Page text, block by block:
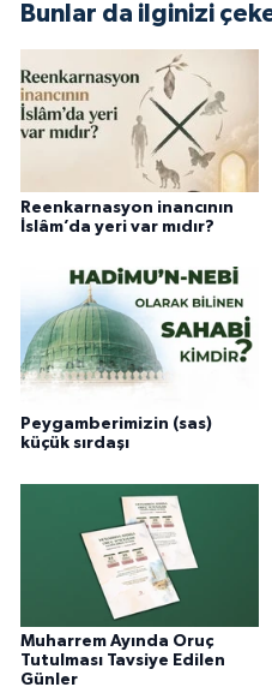
Bunlar da ilginizi
Reenkarnasyon inancının
İslâm’da yeri var mıdır?
Peygamberimizin (sas)
küçük sırdaşı
Muharrem Ayında Oruç
Tutulması Tavsiye Edilen
Günler
Sinop Müftülüğü
Sivas Müftülüğü
Şanlıurfa Müftülüğü
Şırnak Müftülüğü
Tekirdağ Müftülüğü
Tokat Müftülüğü
Trabzon Müftülüğü
Tunceli Müftülüğü
Uşak Müftülüğü
Van Müftülüğü
Yalova Müftülüğü